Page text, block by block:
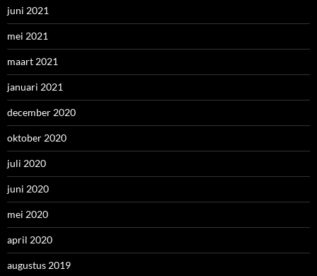
juni 2021
mei 2021
maart 2021
januari 2021
december 2020
oktober 2020
juli 2020
juni 2020
mei 2020
april 2020
augustus 2019